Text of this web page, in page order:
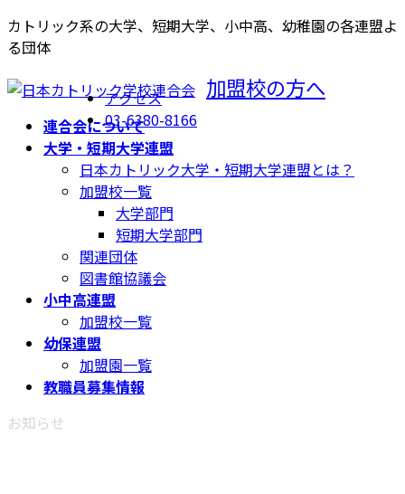
コ
ン
ン
ナ
ビ
ー
カトリック系の大学、短期大学、小中高、幼稚園の各連盟よ
る団体
アクセス
03-6380-8166
加盟校の方へ
連合会について
大学・短期大学連盟
日本カトリック大学・短期大学連盟とは？
加盟校一覧
大学部門
短期大学部門
関連団体
図書館協議会
小中高連盟
加盟校一覧
幼保連盟
加盟園一覧
教職員募集情報
お知らせ